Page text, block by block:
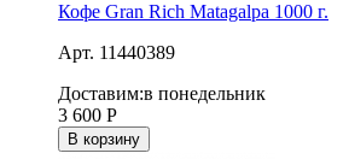
Кофе Gran Rich Matagalpa 1000 г.
Арт. 11440389
Доставим:в понедельник
3 600 Р
В корзину